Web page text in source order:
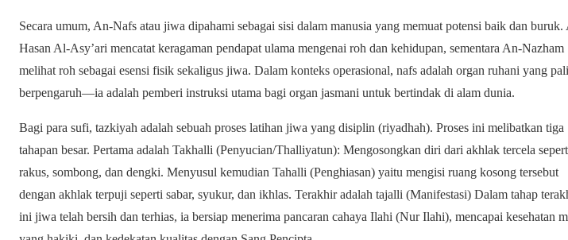
Secara umum, An-Nafs atau jiwa dipahami sebagai sisi dalam manusia yang memuat potensi baik dan buruk.
Hasan Al-Asy’ari mencatat keragaman pendapat ulama mengenai roh dan kehidupan, sementara An-Nazham
melihat roh sebagai esensi fisik sekaligus jiwa. Dalam konteks operasional, nafs adalah organ ruhani yang
berpengaruh—ia adalah pemberi instruksi utama bagi organ jasmani untuk bertindak di alam dunia.
Bagi para sufi, tazkiyah adalah sebuah proses latihan jiwa yang disiplin (riyadhah). Proses ini melibatkan tiga
tahapan besar. Pertama adalah Takhalli (Penyucian/Thalliyatun): Mengosongkan diri dari akhlak tercela
rakus, sombong, dan dengki. Menyusul kemudian Tahalli (Penghiasan) yaitu mengisi ruang kosong tersebut
dengan akhlak terpuji seperti sabar, syukur, dan ikhlas. Terakhir adalah tajalli (Manifestasi) Dalam tahap
ini jiwa telah bersih dan terhias, ia bersiap menerima pancaran cahaya Ilahi (Nur Ilahi), mencapai kesehatan